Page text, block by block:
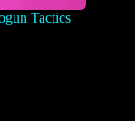
Tactics